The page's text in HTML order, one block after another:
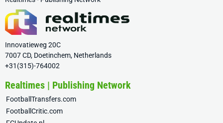
Innovatieweg 20C
7007 CD, Doetinchem, Netherlands
+31(315)-764002
Realtimes | Publishing Network
FootballTransfers.com
FootballCritic.com